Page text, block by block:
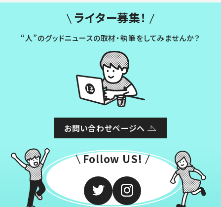
ライター募集！
“人”のグッドニュースの取材・執筆をしてみませんか？
お問い合わせページへ
Follow US!